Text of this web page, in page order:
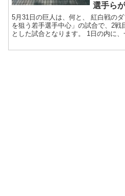
選手ら
5月31日の巨人は、何と、 紅白戦の
を狙う若手選手中心」の試合で、2戦
とした試合となります。 1日の内に